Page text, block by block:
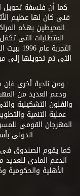
كما أن فلسفة تحويل
فنى كان لها عظيم
المحيطين بهذه
المتطلبات التى
ومن ناحية أخرى فإن
ودعم العديد من
والفنون التشكيلية
عملية التنمية
المهرجان القومى
الدولى
كما يقوم الصندوق فى
الدعم المادى للعديد
الأهلية والحكومية